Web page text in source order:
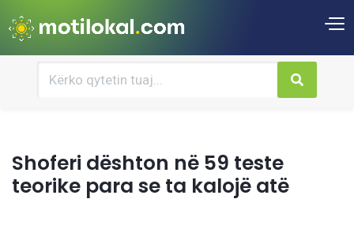
Shoferi dështon në 59 teste
teorike para se ta kalojë atë